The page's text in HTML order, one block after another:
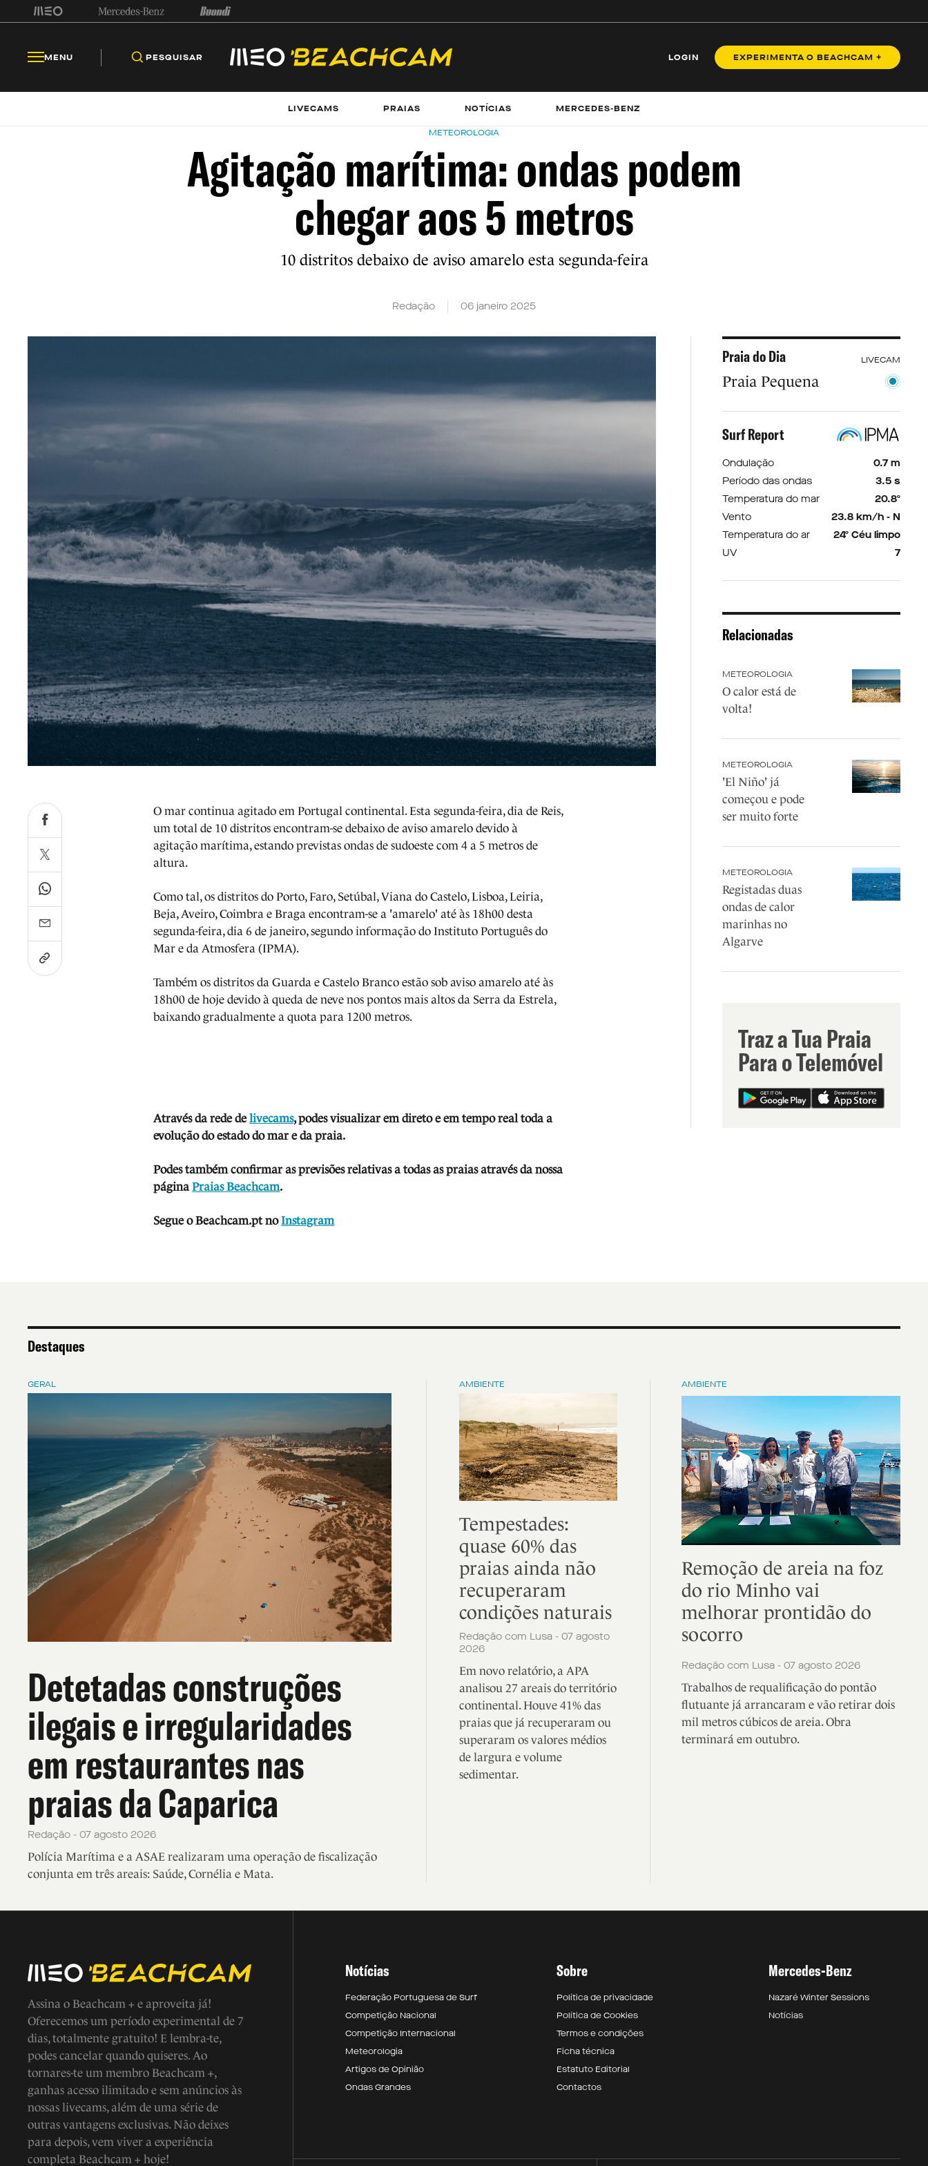
MENU PESQUISAR LOGIN EXPERIMENTA O BEACHCAM +
LIVECAMS PRAIAS NOTÍCIAS MERCEDES-BENZ
METEOROLOGIA
Agitação marítima: ondas podem
chegar aos 5 metros
10 distritos debaixo de aviso amarelo esta segunda-feira
Redação 06 janeiro 2025
O mar continua agitado em Portugal continental. Esta segunda-feira, dia de Reis,
um total de 10 distritos encontram-se debaixo de aviso amarelo devido à
agitação marítima, estando previstas ondas de sudoeste com 4 a 5 metros de
altura.
Como tal, os distritos do Porto, Faro, Setúbal, Viana do Castelo, Lisboa, Leiria,
Beja, Aveiro, Coimbra e Braga encontram-se a 'amarelo' até às 18h00 desta
segunda-feira, dia 6 de janeiro, segundo informação do Instituto Português do
Mar e da Atmosfera (IPMA).
Também os distritos da Guarda e Castelo Branco estão sob aviso amarelo até às
18h00 de hoje devido à queda de neve nos pontos mais altos da Serra da Estrela,
baixando gradualmente a quota para 1200 metros.
Através da rede delivecams, podes visualizar em direto e em tempo real toda a
evolução do estado do mar e da praia.
Podes também confirmar as previsões relativas a todas as praias através da nossa
páginaPraias Beachcam.
Segue o Beachcam.pt no Instagram
Praia do Dia LIVECAM
Praia Pequena
Surf Report
Ondulação
0.7 m
Período das ondas
3.5 s
Temperatura do mar
20.8º
Vento
23.8 km/h - N
Temperatura do ar
24º Céu limpo
UV
7
Relacionadas
METEOROLOGIA
O calor está de
volta!
METEOROLOGIA
'El Niño' já
começou e pode
ser muito forte
METEOROLOGIA
Registadas duas
ondas de calor
marinhas no
Algarve
Traz a Tua Praia
Para o Telemóvel
Destaques
GERAL
Detetadas construções
ilegais e irregularidades
em restaurantes nas
praias da Caparica
Redação - 07 agosto 2026
Polícia Marítima e a ASAE realizaram uma operação de fiscalização
conjunta em três areais: Saúde, Cornélia e Mata.
AMBIENTE
Tempestades:
quase 60% das
praias ainda não
recuperaram
condições naturais
Redação com Lusa - 07 agosto
2026
Em novo relatório, a APA
analisou 27 areais do território
continental. Houve 41% das
praias que já recuperaram ou
superaram os valores médios
de largura e volume
sedimentar.
AMBIENTE
Remoção de areia na foz
do rio Minho vai
melhorar prontidão do
socorro
Redação com Lusa - 07 agosto 2026
Trabalhos de requalificação do pontão
flutuante já arrancaram e vão retirar dois
mil metros cúbicos de areia. Obra
terminará em outubro.
Assina o Beachcam + e aproveita já!
Oferecemos um período experimental de 7
dias, totalmente gratuito! E lembra-te,
podes cancelar quando quiseres. Ao
tornares-te um membro Beachcam +,
ganhas acesso ilimitado e sem anúncios às
nossas livecams, além de uma série de
outras vantagens exclusivas. Não deixes
para depois, vem viver a experiência
completa Beachcam + hoje!
Notícias
Federação Portuguesa de Surf
Competição Nacional
Competição Internacional
Meteorologia
Artigos de Opinião
Ondas Grandes
Sobre
Política de privacidade
Política de Cookies
Termos e condições
Ficha técnica
Estatuto Editorial
Contactos
Mercedes-Benz
Nazaré Winter Sessions
Notícias